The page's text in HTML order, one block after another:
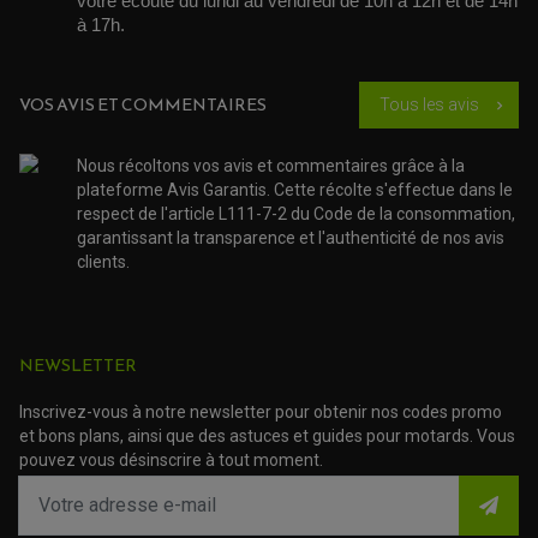
à 17h.
VOS AVIS ET COMMENTAIRES Tous les avis chevron_right
Nous récoltons vos avis et commentaires grâce à la
plateforme Avis Garantis. Cette récolte s'effectue dans le
respect de l'article L111-7-2 du Code de la consommation,
garantissant la transparence et l'authenticité de nos avis
clients.
NEWSLETTER
Inscrivez-vous à notre newsletter pour obtenir nos codes promo
et bons plans, ainsi que des astuces et guides pour motards. Vous
pouvez vous désinscrire à tout moment.